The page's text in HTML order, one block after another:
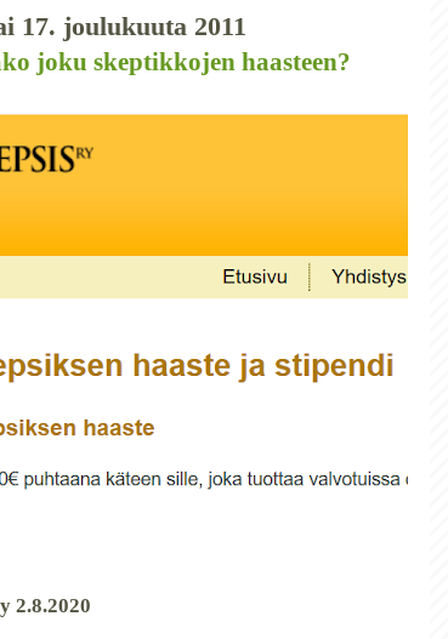
17. joulukuuta 2011
joku skeptikkojen haasteen?
2.8.2020